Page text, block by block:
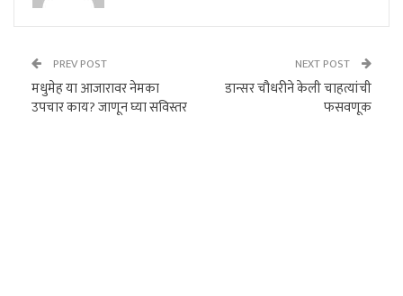
PREV POST
मधुमेह या आजारावर नेमका
उपचार काय? जाणून घ्या सविस्तर
NEXT POST
डान्सर चौधरीने केली चाहत्यांची
फसवणूक